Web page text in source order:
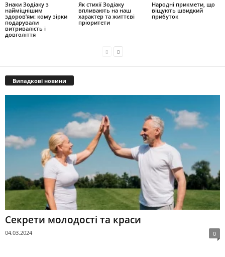
Знаки Зодіаку з
найміцнішим
здоров’ям: кому зірки
подарували
витривалість і
довголіття
Як стихії Зодіаку
впливають на наш
характер та життєві
пріоритети
Народні прикмети, що
віщують швидкий
прибуток
Випадкові новини
Секрети молодості та краси
04.03.2024 0